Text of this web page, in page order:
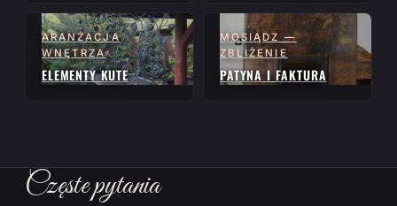
ARANŻACJA
WNĘTRZA
ELEMENTY KUTE
MOSIĄDZ —
ZBLIŻENIE
PATYNA I FAKTURA
Częste pytania